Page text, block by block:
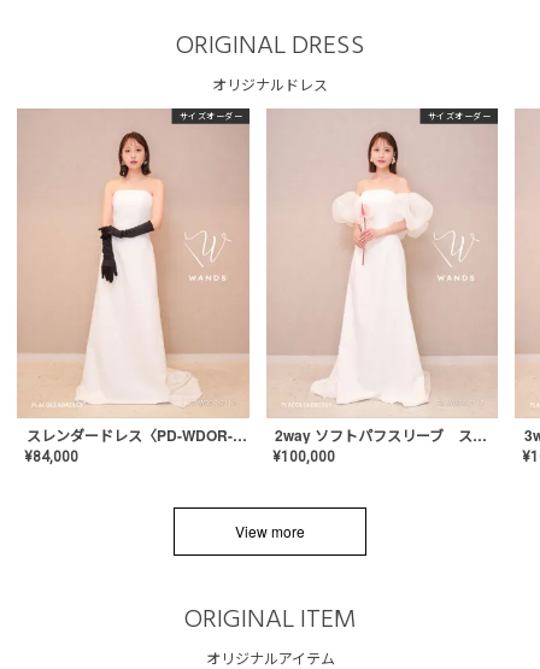
ORIGINAL DRESS
オリジナルドレス
サイズオーダー
スレンダードレス〈PD-WDOR-2110〉
¥84,000
サイズオーダー
2way ソフトパフスリーブ スレンダードレス〈PD-WDOR-2112〉
¥100,000 ¥
View more
ORIGINAL ITEM
オリジナルアイテム